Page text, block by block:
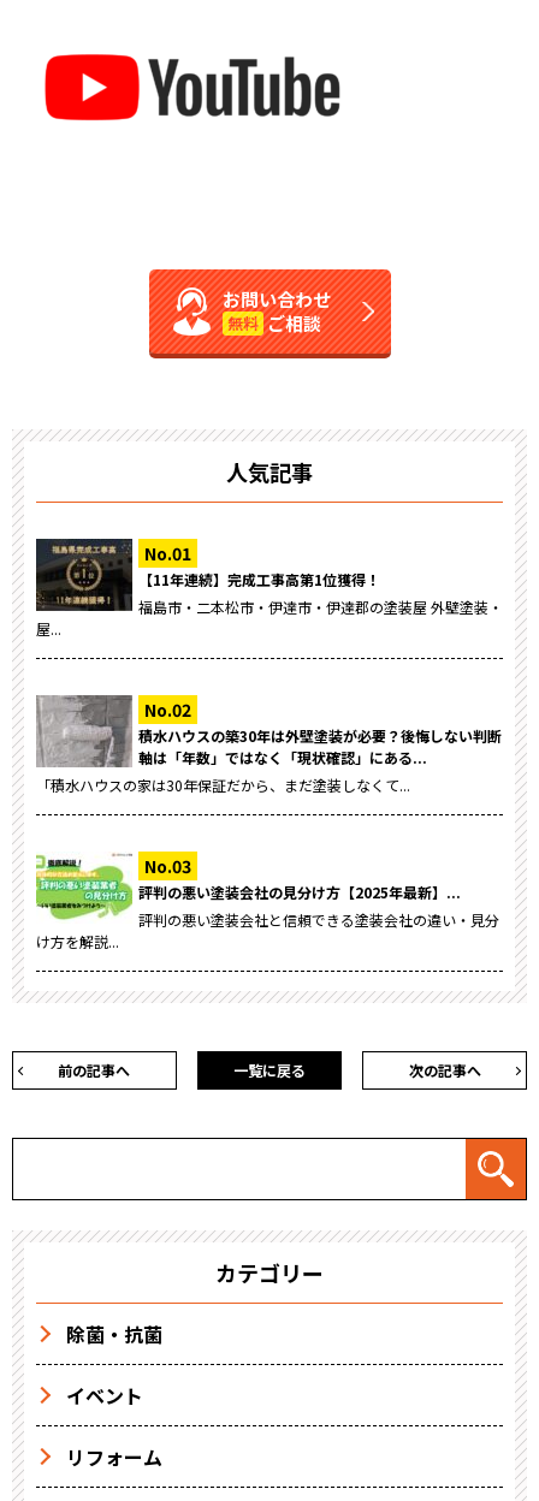
お問い合わせ
無料 ご相談
人気記事
【11年連続】完成工事高第1位獲得！
福島市・二本松市・伊達市・伊達郡の塗装屋 外壁塗装・
屋...
積水ハウスの築30年は外壁塗装が必要？後悔しない判断
軸は「年数」ではなく「現状確認」にある...
「積水ハウスの家は30年保証だから、まだ塗装しなくて...
評判の悪い塗装会社の見分け方【2025年最新】...
評判の悪い塗装会社と信頼できる塗装会社の違い・見分
け方を解説...
前の記事へ 次の記事へ
一覧に戻る
カテゴリー
除菌・抗菌
イベント
リフォーム